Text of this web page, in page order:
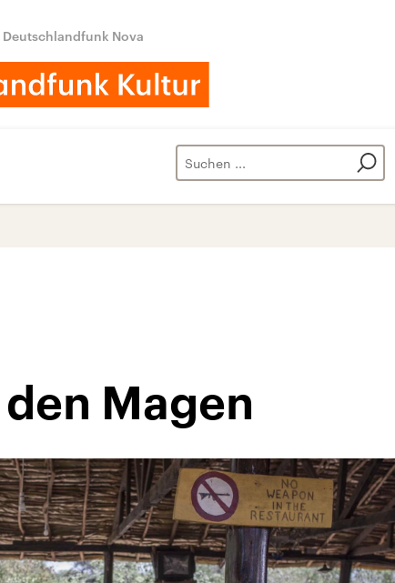
Deutschlandfunk Nova
Magen